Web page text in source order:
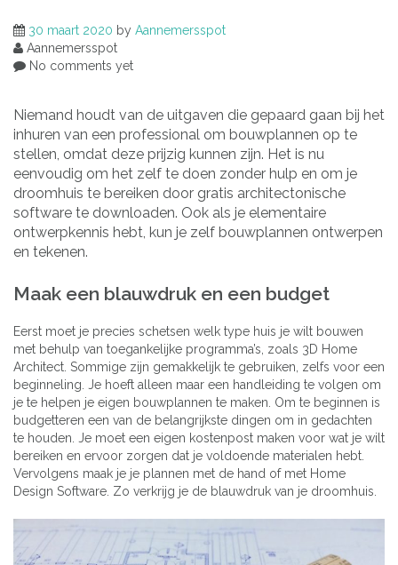
30 maart 2020 by Aannemersspot
Aannemersspot
No comments yet
Niemand houdt van de uitgaven die gepaard gaan bij het
inhuren van een professional om bouwplannen op te
stellen, omdat deze prijzig kunnen zijn. Het is nu
eenvoudig om het zelf te doen zonder hulp en om je
droomhuis te bereiken door gratis architectonische
software te downloaden. Ook als je elementaire
ontwerpkennis hebt, kun je zelf bouwplannen ontwerpen
en tekenen.
Maak een blauwdruk en een budget
Eerst moet je precies schetsen welk type huis je wilt bouwen
met behulp van toegankelijke programma’s, zoals 3D Home
Architect. Sommige zijn gemakkelijk te gebruiken, zelfs voor een
beginneling. Je hoeft alleen maar een handleiding te volgen om
je te helpen je eigen bouwplannen te maken. Om te beginnen is
budgetteren een van de belangrijkste dingen om in gedachten
te houden. Je moet een eigen kostenpost maken voor wat je wilt
bereiken en ervoor zorgen dat je voldoende materialen hebt.
Vervolgens maak je je plannen met de hand of met Home
Design Software. Zo verkrijg je de blauwdruk van je droomhuis.